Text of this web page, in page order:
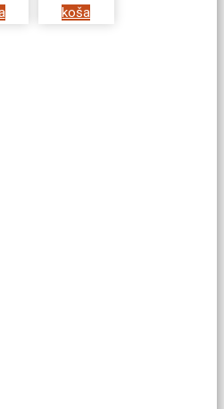
koša